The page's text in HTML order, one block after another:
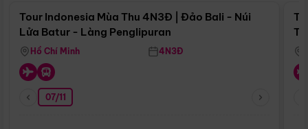
Tour Indonesia Mùa Thu 4N3Đ | Đảo Bali - Núi
Lửa Batur - Làng Penglipuran
Hồ Chí Minh 4N3Đ
07/11